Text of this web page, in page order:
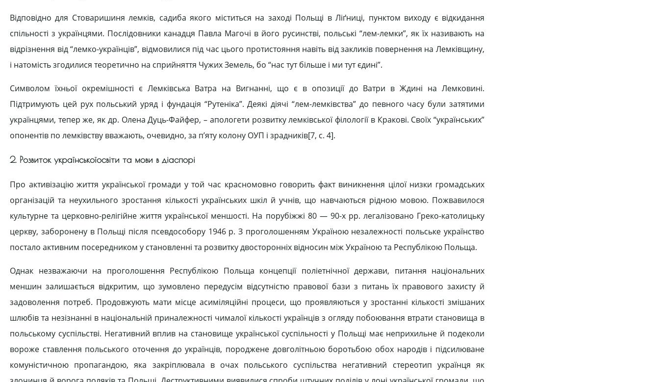
Відповідно для Стоваришиня лемків, садиба якого міститься на заході Польщі в Ліґниці, пунктом виходу є відкидання
спільності з українцями. Послідовники канадця Павла Магочі в його русинстві, польські “лем-лемки”, як їх називають на
відрізнення від “лемко-українців”, відмовилися під час цього протистояння навіть від закликів повернення на Лемківщину,
і натомість згодилися теоретично на сприйняття Чужих Земель, бо “нас тут більше і ми тут єдині”.
Символом їхньої окремішності є Лемківська Ватра на Вигнанні, що є в опозиції до Ватри в Ждині на Лемковині.
Підтримують цей рух польський уряд і фундація “Рутеніка”. Деякі діячі “лем-лемківства” до певного часу були затятими
українцями, тепер же, як др. Олена Дуць-Файфер, – апологети розвитку лемківської філології в Кракові. Своїх “українських”
опонентів по лемківству вважають, очевидно, за п’яту колону ОУП і зрадників[7, c. 4].
2. Розвиток українськоїосвіти та мови в діаспорі
Про активізацію життя української громади у той час красномовно говорить факт виникнення цілої низки громадських
організацій та неухильного зростання кількості українських шкіл й учнів, що навчаються рідною мовою. Пожвавилося
культурне та церковно-релігійне життя української меншості. На порубіжжі 80 — 90-х рр. легалізовано Греко-католицьку
церкву, заборонену в Польщі після псевдособору 1946 р. З проголошенням Україною незалежності польське українство
постало активним посередником у становленні та розвитку двосторонніх відносин між Україною та Республікою Польща.
Однак незважаючи на проголошення Республікою Польща концепції поліетнічної держави, питання національних
меншин залишається відкритим, що зумовлено передусім відсутністю правової бази з питань їх правового захисту й
задоволення потреб. Продовжують мати місце асиміляційні процеси, що проявляються у зростанні кількості змішаних
шлюбів та незізнанні в національній приналежності чималої кількості українців з огляду побоювання втрати становища в
польському суспільстві. Негативний вплив на становище української суспільності у Польщі має неприхильне й подеколи
вороже ставлення польського оточення до українців, породжене довголітньою боротьбою обох народів і підсилюване
комуністичною пропагандою, яка закріплювала в очах польського суспільства негативний стереотип українця як